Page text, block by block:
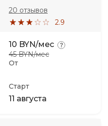
2.9
20 отзывов
От
10 BYN/мес
45 BYN/мес
Старт
11 августа